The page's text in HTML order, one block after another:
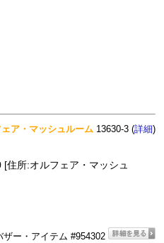
ア・マッシュルーム 13630-3 (詳細)
住所:オルフェア・マッシュ
ー・アイテム #954302